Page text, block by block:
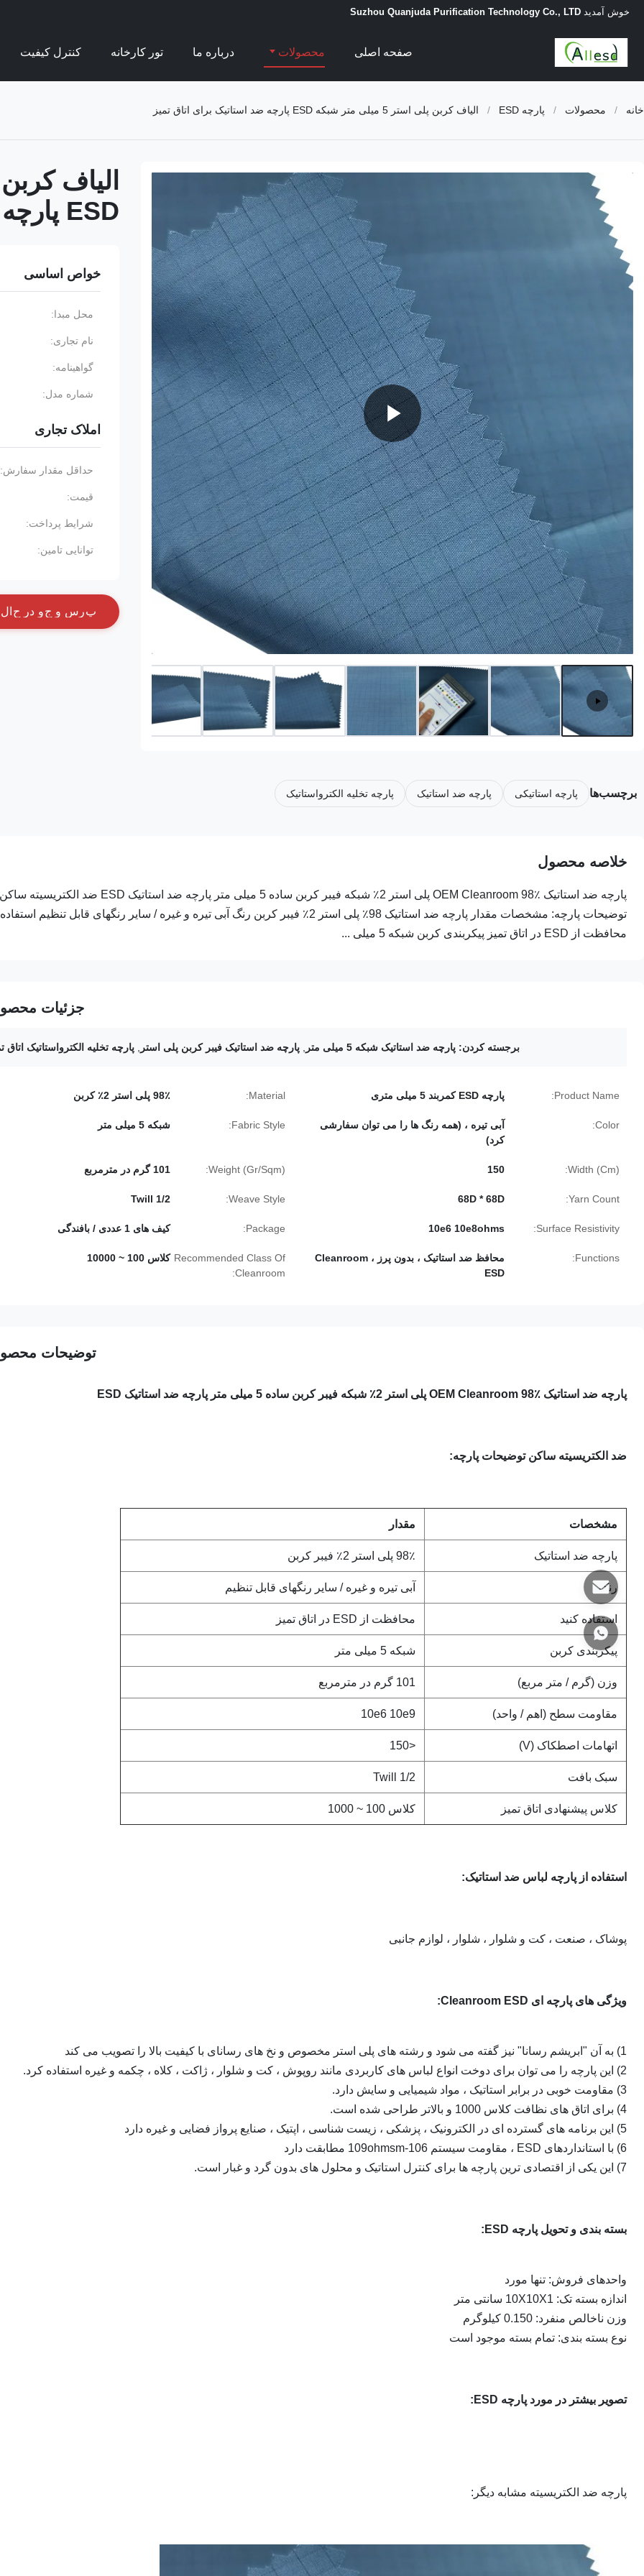
خوش آمدید Suzhou Quanjuda Purification Technology Co., LTD
صفحه اصلی محصولات درباره ما تور کارخانه کنترل کیفیت
خانه / محصولات / پارچه ESD / الیاف کربن پلی استر 5 میلی متر شبکه ESD پارچه ضد استاتیک برای اتاق تمیز
ESD پارچه ضد استاتیک برای اتاق تمیز
خواص اساسی
محل مبدا:
نام تجاری:
گواهینامه:
شماره مدل:
املاک تجاری
حداقل مقدار سفارش:
قیمت:
شرایط پرداخت:
توانایی تامین:
پر س و جو در ح ل
برچسب‌ها پارچه استاتیکی پارچه ضد استاتیک پارچه تخلیه الکترواستاتیک
خلاصه محصول
پارچه ضد استاتیک OEM Cleanroom 98٪ پلی استر 2٪ شبکه فیبر کربن ساده 5 میلی متر پارچه ضد استاتیک ESD ضد الکتریسیته ساکن
توضیحات پارچه: مشخصات مقدار پارچه ضد استاتیک 98٪ پلی استر 2٪ فیبر کربن رنگ آبی تیره و غیره / سایر رنگهای قابل تنظیم
محافظت از ESD در اتاق تمیز پیکربندی کربن شبکه 5 میلی ...
جزئیات
برجسته کردن: پارچه ضد استاتیک شبکه 5 میلی متر پارچه ضد استاتیک فیبر کربن پلی استر پارچه تخلیه الکترواستاتیک اتاق
Product Name: پارچه ESD کمربند 5 میلی متری Material: 98٪ پلی استر 2٪ کربن
Color:
آبی تیره ، (همه رنگ ها را می توان سفارشی
کرد)
Fabric Style: شبکه 5 میلی متر
Width (Cm):
150
Weight (Gr/Sqm): 101 گرم در مترمربع
Yarn Count:
68D * 68D
Weave Style:
Twill 1/2
Surface Resistivity:
10e6 10e8ohms
Package: کیف های 1 عددی / بافندگی
Functions:
محافظ ضد استاتیک ، بدون پرز ، Cleanroom
ESD
Recommended Class Of
Cleanroom:
کلاس 100 ~ 10000
توضیحات
پارچه ضد استاتیک OEM Cleanroom 98٪ پلی استر 2٪ شبکه فیبر کربن ساده 5 میلی متر پارچه ضد استاتیک ESD
ضد الکتریسیته ساکن توضیحات پارچه:
مشخصات مقدار
پارچه ضد استاتیک 98٪ پلی استر 2٪ فیبر کربن
رنگ آبی تیره و غیره / سایر رنگهای قابل تنظیم
استفاده کنید محافظت از ESD در اتاق تمیز
پیکربندی کربن شبکه 5 میلی متر
وزن (گرم / متر مربع) 101 گرم در مترمربع
مقاومت سطح (اهم / واحد) 10e6 10e9
اتهامات اصطکاک (V) <150
سبک بافت Twill 1/2
کلاس پیشنهادی اتاق تمیز کلاس 100 ~ 1000
استفاده از پارچه لباس ضد استاتیک:
پوشاک ، صنعت ، کت و شلوار ، شلوار ، لوازم جانبی
ویژگی های پارچه ای Cleanroom ESD:
1) به آن "ابریشم رسانا" نیز گفته می شود و رشته های پلی استر مخصوص و نخ های رسانای با کیفیت بالا را تصویب می کند
2) این پارچه را می توان برای دوخت انواع لباس های کاربردی مانند روپوش ، کت و شلوار ، ژاکت ، کلاه ، چکمه و غیره استفاده کرد.
3) مقاومت خوبی در برابر استاتیک ، مواد شیمیایی و سایش دارد.
4) برای اتاق های نظافت کلاس 1000 و بالاتر طراحی شده است.
5) این برنامه های گسترده ای در الکترونیک ، پزشکی ، زیست شناسی ، اپتیک ، صنایع پرواز فضایی و غیره دارد
6) با استانداردهای ESD ، مقاومت سیستم 106-109ohmsm مطابقت دارد
7) این یکی از اقتصادی ترین پارچه ها برای کنترل استاتیک و محلول های بدون گرد و غبار است.
بسته بندی و تحویل پارچه ESD:
واحدهای فروش: تنها مورد
اندازه بسته تک: 10X10X1 سانتی متر
وزن ناخالص منفرد: 0.150 کیلوگرم
نوع بسته بندی: تمام بسته موجود است
تصویر بیشتر در مورد پارچه ESD:
پارچه ضد الکتریسیته مشابه دیگر: